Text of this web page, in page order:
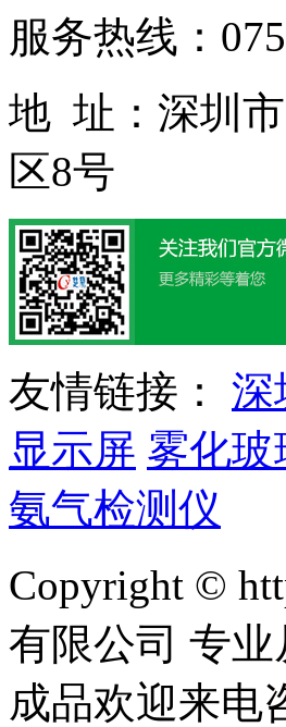
服务热线：
地 址：深圳
区8号
友情链接： 深
显示屏 雾化玻
氨气检测仪
Copyright ©
有限公司 专
成品欢迎来电